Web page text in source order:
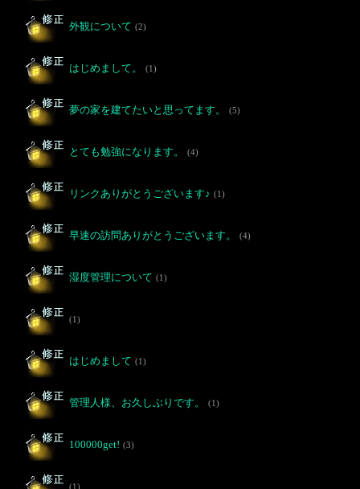
外観について (2)
はじめまして。 (1)
夢の家を建てたいと思ってます。 (5)
とても勉強になります。 (4)
リンクありがとうございます♪ (1)
早速の訪問ありがとうございます。 (4)
湿度管理について (1)
(1)
はじめまして (1)
管理人様、お久しぶりです。 (1)
100000get! (3)
(1)